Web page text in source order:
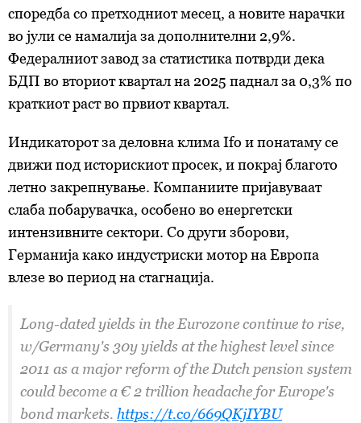
споредба со претходниот месец, а новите нарачки
во јули се намалија за дополнителни 2,9%.
Федералниот завод за статистика потврди дека
БДП во вториот квартал на 2025 паднал за 0,3% по
краткиот раст во првиот квартал.
Индикаторот за деловна клима Ifo и понатаму се
движи под историскиот просек, и покрај благото
летно закрепнување. Компаниите пријавуваат
слаба побарувачка, особено во енергетски
интензивните сектори. Со други зборови,
Германија како индустриски мотор на Европа
влезе во период на стагнација.
Long-dated yields in the Eurozone continue to rise,
w/Germany's 30y yields at the highest level since
2011 as a major reform of the Dutch pension system
could become a € 2 trillion headache for Europe's
bond markets. https://t.co/669QKjIYBU